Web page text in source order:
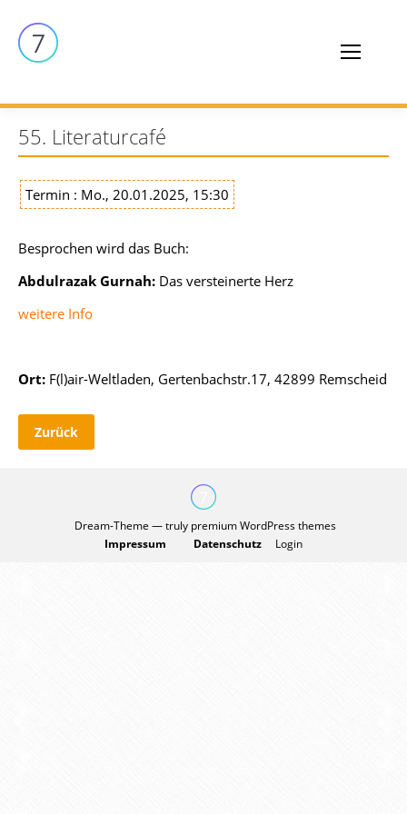
55. Literaturcafé
Termin : Mo., 20.01.2025, 15:30
Besprochen wird das Buch:
Abdulrazak Gurnah: Das versteinerte Herz
weitere Info
Ort: F(l)air-Weltladen, Gertenbachstr.17, 42899 Remscheid
Zurück
Dream-Theme — truly premium WordPress themes
Impressum
Datenschutz Login